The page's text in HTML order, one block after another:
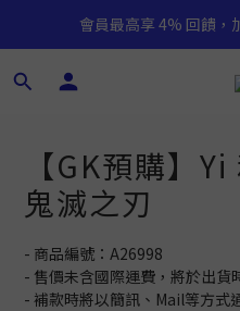
會員最高享 4% 回饋，
【GK預購】
鬼滅之刃
- 商品編號：A26998
- 售價未含國際運費，將於出貨
- 補款時將以簡訊、Mail等方式